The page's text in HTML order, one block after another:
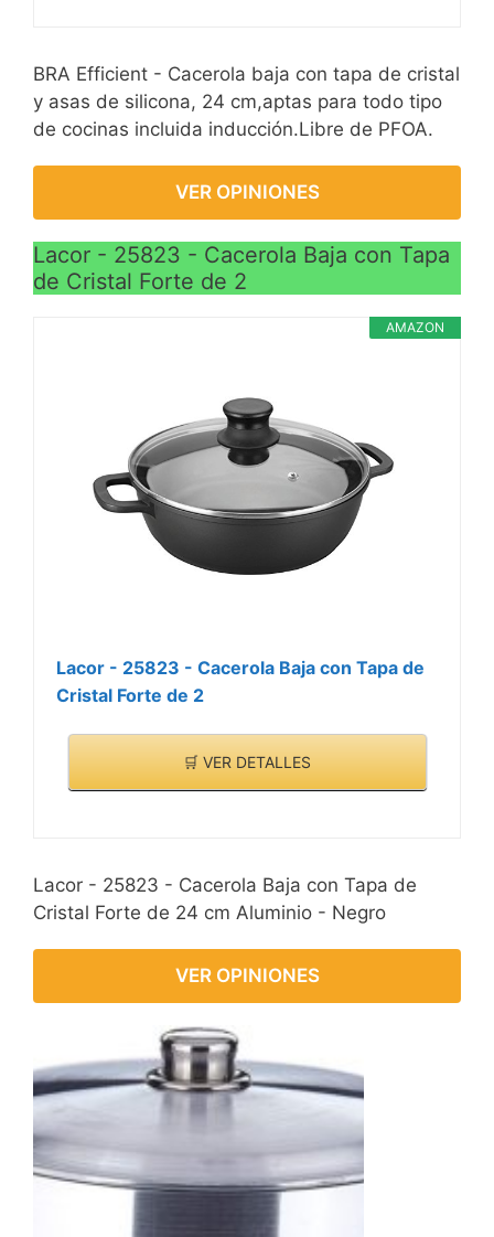
BRA Efficient - Cacerola baja con tapa de cristal
y asas de silicona, 24 cm,aptas para todo tipo
de cocinas incluida inducción.Libre de PFOA.
VER OPINIONES
Lacor - 25823 - Cacerola Baja con Tapa
de Cristal Forte de 2
AMAZON
Lacor - 25823 - Cacerola Baja con Tapa de
Cristal Forte de 2
🛒 VER DETALLES
Lacor - 25823 - Cacerola Baja con Tapa de
Cristal Forte de 24 cm Aluminio - Negro
VER OPINIONES